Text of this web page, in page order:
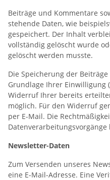
Beiträge und Kommentare
stehende Daten, wie
gespeichert. Der Inhalt
vollständig gelöscht wurde
gelöscht werden musste.
Die Speicherung der
Grundlage Ihrer Einwilligung
Widerruf Ihrer bereits
möglich. Für den Widerruf
per E-Mail. Die
Newsletter-Daten
Zum Versenden unseres
eine E-Mail-Adresse. Eine